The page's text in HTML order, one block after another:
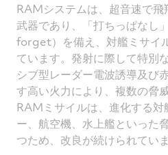
RAMシステムは、超音速で
武器であり、「打ちっぱな
forget）を備え、対艦ミサイ
ています。発射に際して特別
シブ型レーダー電波誘導及び
す高い火力により、複数の脅
RAMミサイルは、進化する対
ー、航空機、水上艦といった
つため、改良が続けられていま